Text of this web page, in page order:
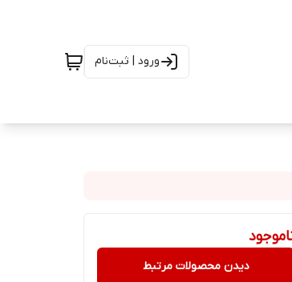
ورود | ثبت‌نام
دیدن محصولات مرتبط